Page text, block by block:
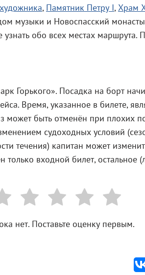
, Памятник Петру I,Храм
музыки и Новоспасский
обо всех местах
Горького». Посадка на борт
Время, указанное в билете,
может быть отменён при плохих
судоходных условий
течения) капитан может
только входной билет, остальное
нет. Поставьте оценку первым.